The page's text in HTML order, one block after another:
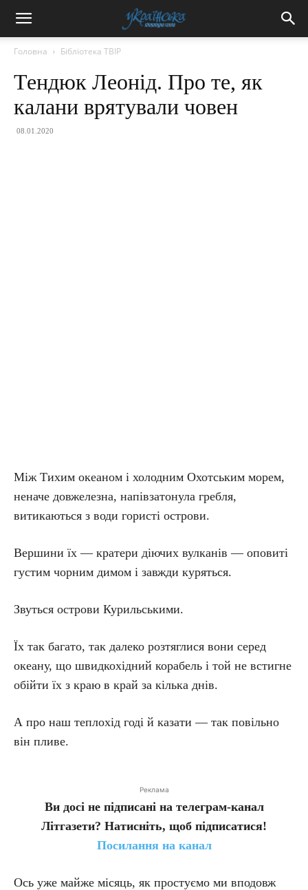
Головна Бібліотека ТВІР
Тендюк Леонід. Про те, як
калани врятували човен
08.01.2020
Між Тихим океаном і холодним Охотським морем,
неначе довжелезна, напівзатонула гребля,
витикаються з води гористі острови.
Вершини їх — кратери діючих вулканів — оповиті
густим чорним димом і завжди куряться.
Звуться острови Курильськими.
Їх так багато, так далеко розтяглися вони серед
океану, що швидкохідний корабель і той не встигне
обійти їх з краю в край за кілька днів.
А про наш теплохід годі й казати — так повільно
він пливе.
Реклама
Ви досі не підписані на телеграм-канал
Літгазети? Натисніть, щоб підписатися!
Посилання на канал
Ось уже майже місяць, як простуємо ми вподовж